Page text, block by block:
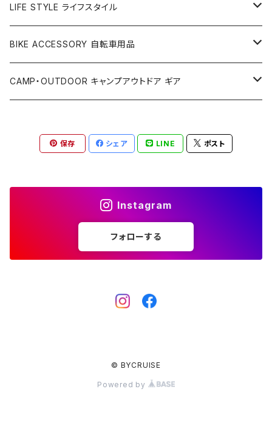
アパレル
ベルト
Tシャツ
アクセサリー
キーホルダー
フレームパッド
PET COLLECTION ペット用品
アウターケーブル
ハンドルバー
ハンドル＆ステムセット
LIFE STYLE ライフスタイル
雑貨
カップ＆グラス
アパレル
サンダル
サコッシュ
スマートフォンケース
BIKE ACCESSORY 自転車用品
アクセサリー
サドルバッグ
フロントバッグ
CAMP・OUTDOOR キャンプアウトドア ギア
ソーラーパネル
LED ランタン
保存 シェア LINE ポスト
Instagram
フォローする
© BYCRUISE
Powered by